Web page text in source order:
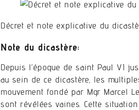
Décret et note explicative du
Note du dicastère:
Depuis l’époque de saint Paul VI
au sein de ce dicastère, les
mouvement fondé par Mgr Marcel
sont révélées vaines. Cette